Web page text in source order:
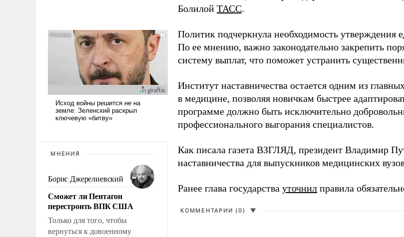
МНЕНИЯ
Борис Джерелиевский
Сможет ли Пентагон
перестроить ВПК США
Только для того, чтобы
вернуться к довоенному
Болилой ТАСС.
Политик подчеркнула необходимость утверждения
По ее мнению, важно законодательно закрепить
систему выплат, что поможет устранить
Институт наставничества остается одним из
в медицине, позволяя новичкам быстрее
программе должно быть исключительно
профессионального выгорания специалистов.
Как писала газета ВЗГЛЯД, президент Владимир
наставничества для выпускников медицинских
Ранее глава государства уточнил правила
КОММЕНТАРИИ (0) ▼